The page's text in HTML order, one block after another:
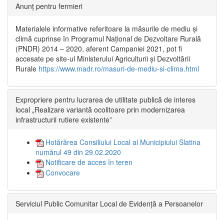
Anunț pentru fermieri
Materialele informative referitoare la măsurile de mediu și
climă cuprinse în Programul Național de Dezvoltare Rurală
(PNDR) 2014 – 2020, aferent Campaniei 2021, pot fi
accesate pe site-ul Ministerului Agriculturii și Dezvoltării
Rurale https://www.madr.ro/masuri-de-mediu-si-clima.html
Expropriere pentru lucrarea de utilitate publică de interes
local „Realizare variantă ocolitoare prin modernizarea
infrastructurii rutiere existente”
Hotărârea Consiliului Local al Municipiului Slatina
numărul 49 din 29.02.2020
Notificare de acces în teren
Convocare
Serviciul Public Comunitar Local de Evidență a Persoanelor